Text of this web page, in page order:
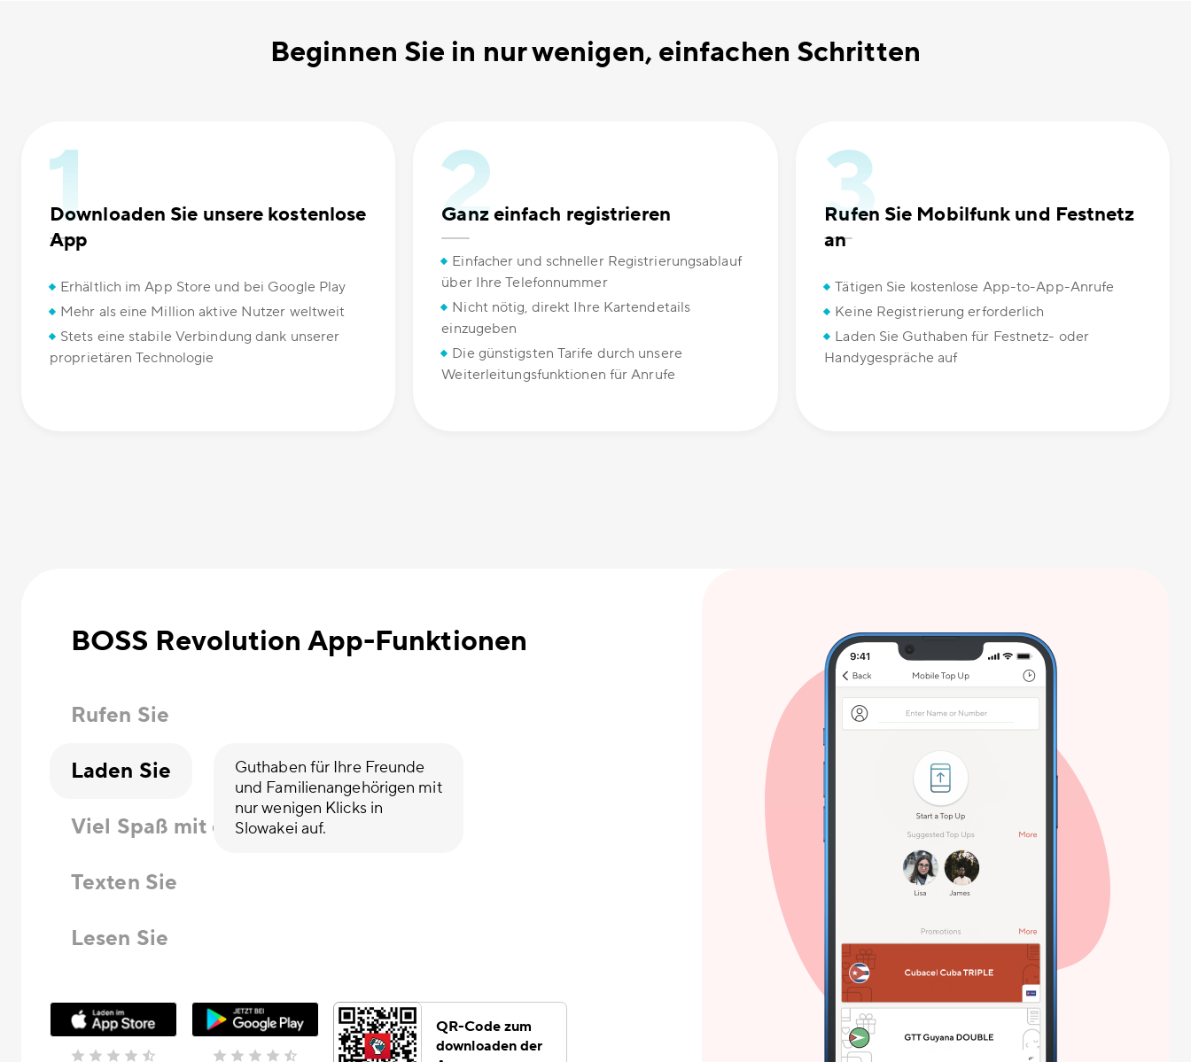
Beginnen Sie in nur wenigen, einfachen Schritten
Downloaden Sie unsere kostenlose
App
Erhältlich im App Store und bei Google Play
Mehr als eine Million aktive Nutzer weltweit
Stets eine stabile Verbindung dank unserer
proprietären Technologie
Ganz einfach registrieren
Einfacher und schneller Registrierungsablauf
über Ihre Telefonnummer
Nicht nötig, direkt Ihre Kartendetails
einzugeben
Die günstigsten Tarife durch unsere
Weiterleitungsfunktionen für Anrufe
Rufen Sie Mobilfunk und Festnetz
an
Tätigen Sie kostenlose App-to-App-Anrufe
Keine Registrierung erforderlich
Laden Sie Guthaben für Festnetz- oder
Handygespräche auf
BOSS Revolution App-Funktionen
Rufen Sie
Laden Sie
Guthaben für Ihre Freunde
und Familienangehörigen mit
nur wenigen Klicks in
Slowakei auf.
Viel Spaß mit den
Texten Sie
Lesen Sie
QR-Code zum
downloaden der